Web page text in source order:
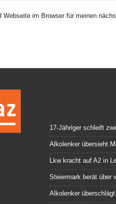
im Browser für meinen
17-Jähriger schleift
Alkolenker übersieht
Lkw kracht auf A2 in
Steiermark berät über
Alkolenker